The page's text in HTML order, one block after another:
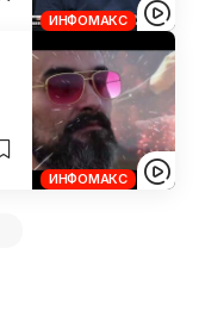
ИНФОМАКС
ИНФОМАКС